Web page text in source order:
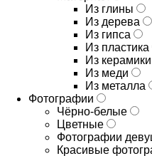
Из глины
Из дерева
Из гипса
Из пластика
Из керамики
Из меди
Из металла
Фотографии
Чёрно-белые
Цветные
Фотографии
Красивые